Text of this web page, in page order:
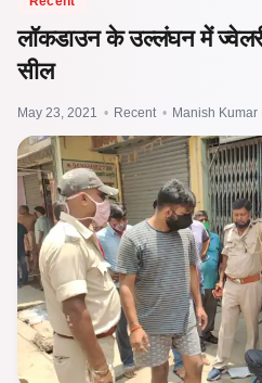
लॉकडाउन के उल्लंघन में
सील
May 23, 2021 • Recent • Manish Kumar